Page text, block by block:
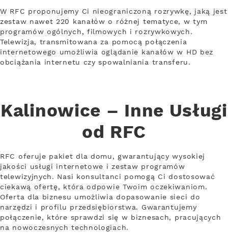
W RFC proponujemy Ci nieograniczoną rozrywkę, jaką jest
zestaw nawet 220 kanałów o różnej tematyce, w tym
programów ogólnych, filmowych i rozrywkowych.
Telewizja, transmitowana za pomocą połączenia
internetowego umożliwia oglądanie kanałów w HD bez
obciążania internetu czy spowalniania transferu.
Kalinowice – Inne Usługi
od RFC
RFC oferuje pakiet dla domu, gwarantujący wysokiej
jakości usługi internetowe i zestaw programów
telewizyjnych. Nasi konsultanci pomogą Ci dostosować
ciekawą ofertę, która odpowie Twoim oczekiwaniom.
Oferta dla biznesu umożliwia dopasowanie sieci do
narzędzi i profilu przedsiębiorstwa. Gwarantujemy
połączenie, które sprawdzi się w biznesach, pracujących
na nowoczesnych technologiach.